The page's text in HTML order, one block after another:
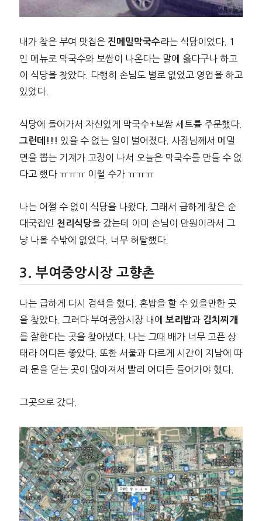
내가 찾은 부여 맛집은 진메밀막국수라는 식당이었다. 1
인 메뉴로 막국수와 보쌈이 나온다는 말에 옳다구나 하고
이 식당을 찾았다. 다행히 손님도 별로 없었고 영업을 하고
있었다.
식당에 들어가서 자신있게 막국수+보쌈 세트를 주문했다.
그런데!!! 있을 수 없는 일이 벌어졌다. 사장님께서 메밀
면을 뽑는 기계가 고장이 나서 오늘은 막국수를 만들 수 없
다고 했다 ㅠㅠㅠ 이럴 수가 ㅠㅠㅠ
나는 어쩔 수 없이 식당을 나왔다. 그래서 급하게 찾은 순
대국집인 천리식당을 갔는데 이미 손님이 만원이라서 그
냥 나올 수밖에 없었다. 너무 허탈했다.
부여중앙시장 고향촌
나는 급하게 다시 검색을 했다. 혼밥을 할 수 있을만한 곳
을 찾았다. 그러다 부여중앙시장 내에 보리밥과 김치찌개
를 잘한다는 곳을 찾아냈다. 나는 그때 배가 너무 고픈 상
태라 어디든 좋았다. 또한 서울과 다르게 시간이 지남에 따
라 문을 닫는 곳이 많아져서 빨리 어디든 들어가야 했다.
그곳으로 갔다.